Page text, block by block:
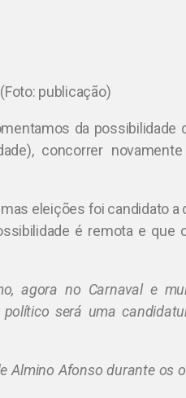
publicação)
da possibilidade
concorrer
eleições foi candidato a
é remota e que
agora no Carnaval e
será uma
Almino Afonso durante os